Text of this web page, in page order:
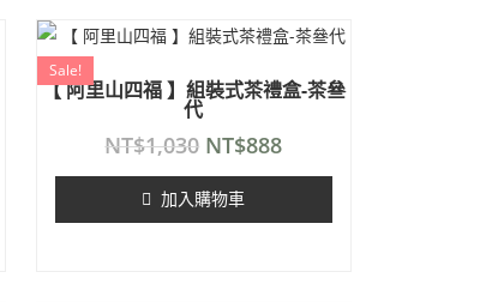
Sale!
【 阿里山四福 】組裝式茶禮盒-茶叄
代
NT$1,030 NT$888
加入購物車